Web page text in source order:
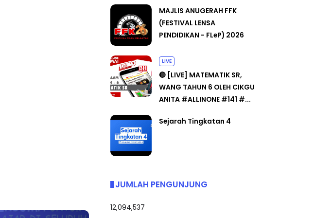
MAJLIS ANUGERAH FFK
(FESTIVAL LENSA
PENDIDIKAN - FLeP) 2026
LIVE
🔴 [LIVE] MATEMATIK SR,
WANG TAHUN 6 OLEH CIKGU
ANITA #ALLINONE #141 #...
Sejarah Tingkatan 4
JUMLAH PENGUNJUNG
12,094,537